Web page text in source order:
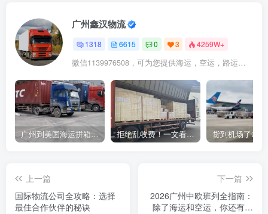
广州鑫汉物流
1318 6615 0 3 4259W+
微信1139976508，可为您提供海运，空运，路运，铁路运输
广州到美国海运拼箱多少钱？2024年最新运费构成+隐藏费用避坑指南 拒绝乱收费！一文看懂中国货代计费套路，教你避开所有隐形坑
上一篇
国际物流公司全攻略：选择
最佳合作伙伴的秘诀
下一篇
2026广州中欧班列全指南：
除了海运和空运，你还有第